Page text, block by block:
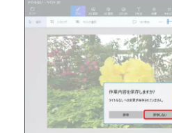
左上の「メニュー」から「新規